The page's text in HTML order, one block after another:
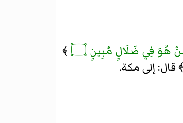
هُوَ فِي ضَلَالٍ مُبِينٍ
﴾